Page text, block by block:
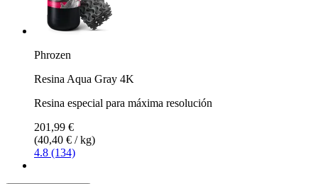
Phrozen
Resina Aqua Gray 4K
Resina especial para máxima resolución
201,99 €
(40,40 € / kg)
4.8 (134)